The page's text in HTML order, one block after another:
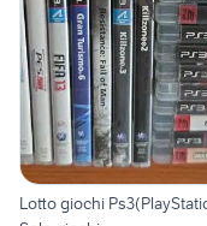
Lotto giochi